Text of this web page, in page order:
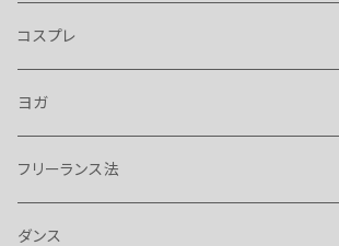
コスプレ
ヨガ
フリーランス法
ダンス